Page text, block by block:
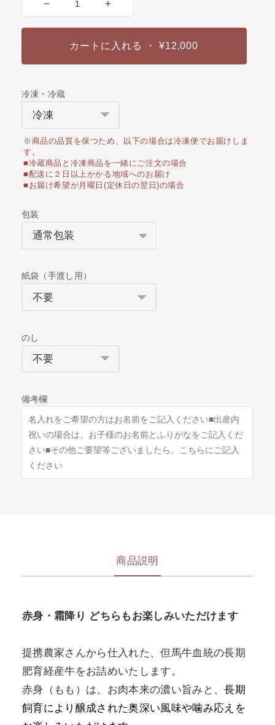
カートに入れる ・ ¥12,000
冷凍・冷蔵
※商品の品質を保つため、以下の場合は冷凍便でお届けしま
す。
■冷蔵商品と冷凍商品を一緒にご注文の場合
■配送に２日以上かかる地域へのお届け
■お届け希望が月曜日(定休日の翌日)の場合
包装
紙袋（手渡し用）
のし
備考欄
商品説明
赤身・霜降り どちらもお楽しみいただけます
提携農家さんから仕入れた、但馬牛血統の長期
肥育経産牛をお詰めいたします。
赤身（もも）は、お肉本来の濃い旨みと、長期
飼育により醸成された奥深い風味や噛み応えを